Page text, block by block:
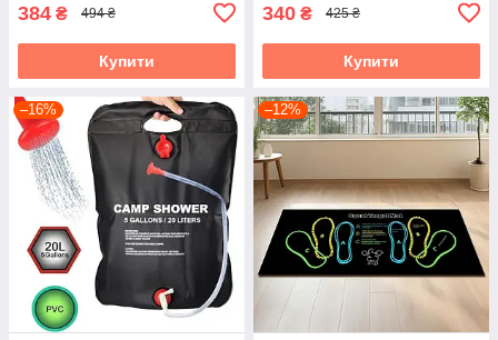
384 ₴ 494 ₴
Купити
340 ₴ 425 ₴
Купити
–16% –12%